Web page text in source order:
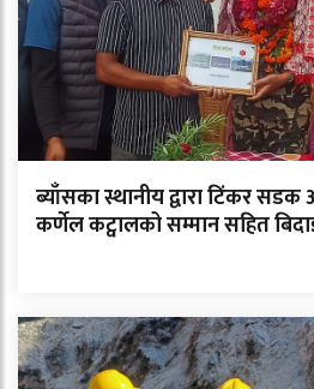
ब्याँसका स्थानीय द्वारा टिंकर
कर्णेल कट्वालको सम्मान सहित